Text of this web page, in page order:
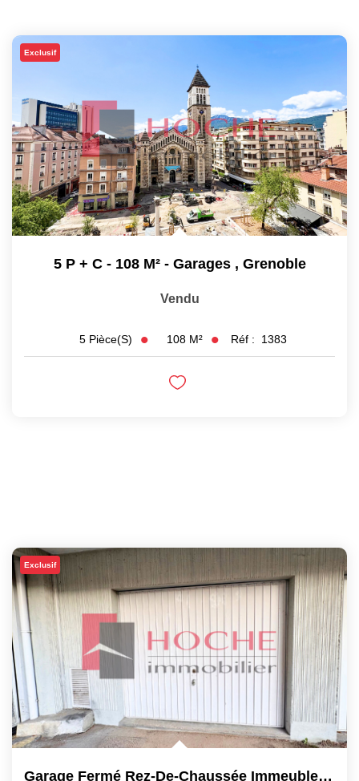
Exclusif
5 P + C - 108 M² - Garages , Grenoble
Vendu
5 Pièce(s) 108 M² Réf : 1383
Exclusif
Garage Fermé Rez-De-Chaussée Immeuble - 30 M² - GRENOBLE